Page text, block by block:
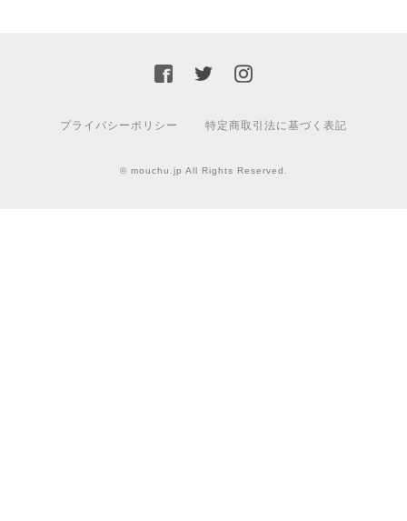
プライバシーポリシー 特定商取引法に基づく表記
© mouchu.jp All Rights Reserved.